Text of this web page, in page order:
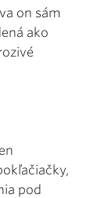
on sám
ako
pod